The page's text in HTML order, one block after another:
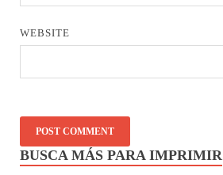
WEBSITE
BUSCA MÁS PARA IMPRIMIR